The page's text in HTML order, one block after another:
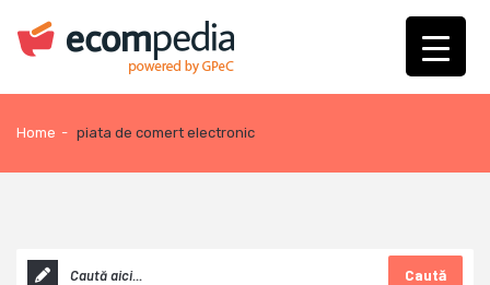
Home - piata de comert electronic
Caută